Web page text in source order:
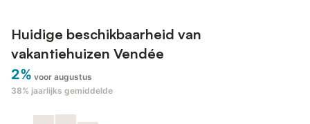
Huidige beschikbaarheid van
vakantiehuizen Vendée
2% voor augustus
38% jaarlijks gemiddelde